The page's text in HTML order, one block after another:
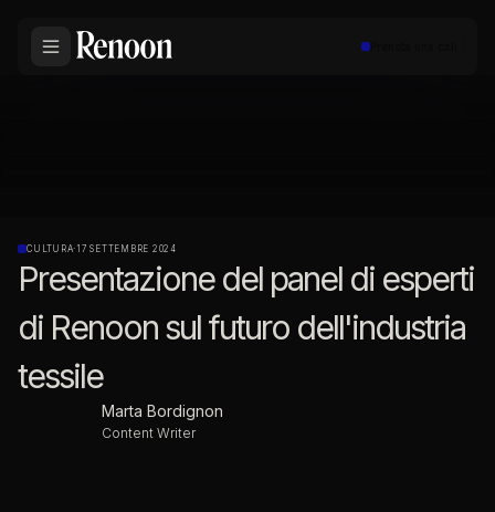
CULTURA· 17 SETTEMBRE 2024
Presentazione del panel di esperti
di Renoon sul futuro dell'industria
tessile
Marta Bordignon
Content Writer